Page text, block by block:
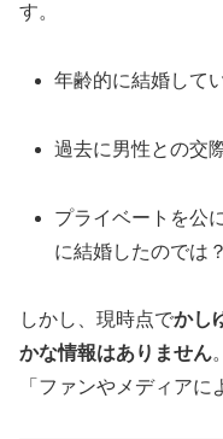
す。
年齢的に結婚して
過去に男性との交
プライベートを公
に結婚したのでは
しかし、現時点でかし
かな情報はありません
「ファンやメディアに